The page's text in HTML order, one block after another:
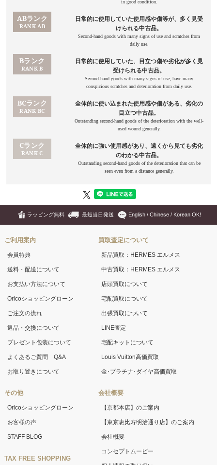
ラッピング無料 最短当日発送 English / Chinese / Korean OK!
ご利用案内
会員特典
送料・配送について
お支払い方法について
Oricoショッピングローン
ご注文の流れ
返品・交換について
プレゼント包装について
よくあるご質問 Q&A
お取り置きについて
その他
Oricoショッピングローン
お客様の声
STAFF BLOG
TAX FREE SHOPPING
買取査定について
新品買取：HERMES エルメス
中古買取：HERMES エルメス
店頭買取について
宅配買取について
出張買取について
LINE査定
宅配キットについて
Louis Vuitton高価買取
金･プラチナ･ダイヤ高価買取
会社概要
【京都本店】のご案内
【東京恵比寿明治通り店】のご案内
会社概要
コンセプトムービー